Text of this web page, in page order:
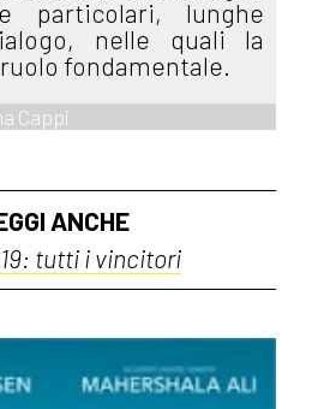
particolari, lunghe
nelle quali la
fondamentale.
Cappi
ANCHE
tutti i vincitori